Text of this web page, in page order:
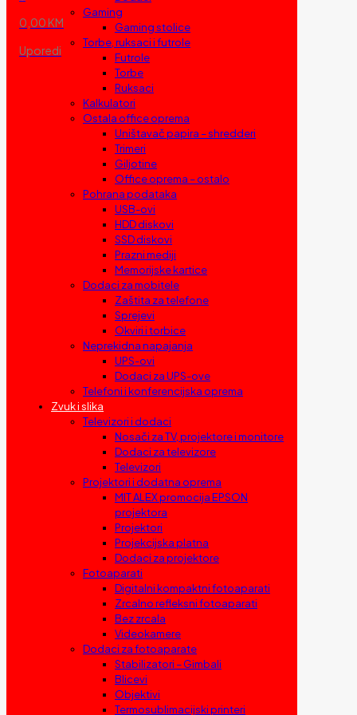
0,00 KM
Uporedi
Gaming
Gaming stolice
Torbe, ruksaci i futrole
Futrole
Torbe
Ruksaci
Kalkulatori
Ostala office oprema
Uništavač papira – shredderi
Trimeri
Giljotine
Office oprema – ostalo
Pohrana podataka
USB-ovi
HDD diskovi
SSD diskovi
Prazni mediji
Memorijske kartice
Dodaci za mobitele
Zaštita za telefone
Sprejevi
Okviri i torbice
Neprekidna napajanja
UPS-ovi
Dodaci za UPS-ove
Telefoni i konferencijska oprema
Zvuk i slika
Televizori i dodaci
Nosači za TV, projektore i monitore
Dodaci za televizore
Televizori
Projektori i dodatna oprema
MIT ALEX promocija EPSON
projektora
Projektori
Projekcijska platna
Dodaci za projektore
Fotoaparati
Digitalni kompaktni fotoaparati
Zrcalno refleksni fotoaparati
Bez zrcala
Videokamere
Dodaci za fotoaparate
Stabilizatori – Gimbali
Blicevi
Objektivi
Termosublimacijski printeri